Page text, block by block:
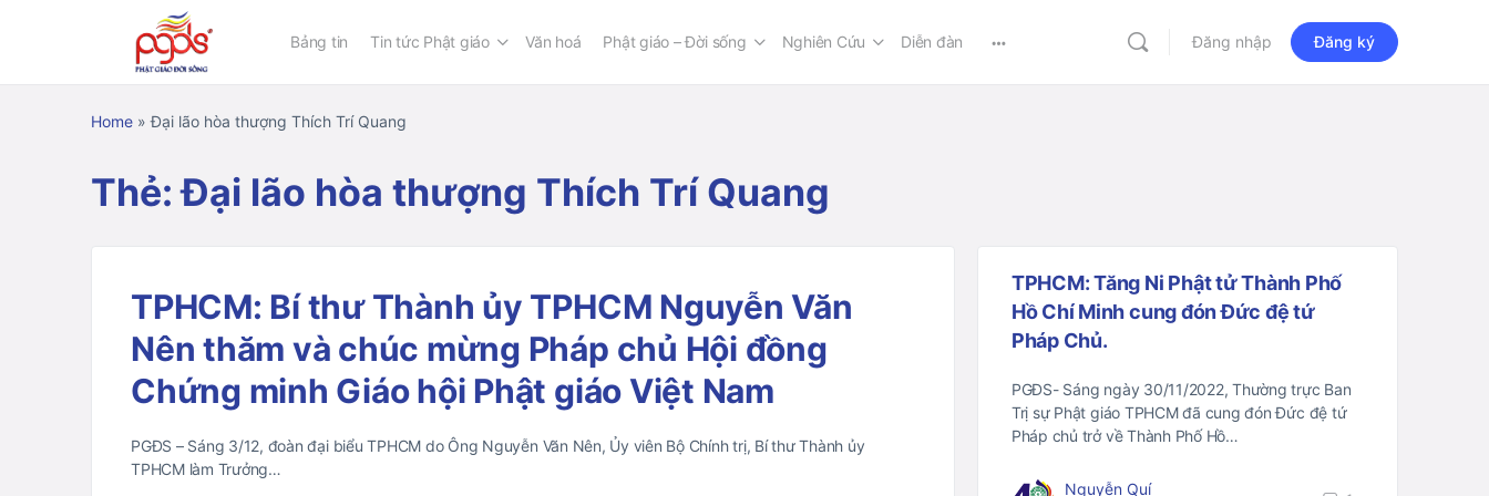
Bảng tin Tin tức Phật giáo Văn hoá Phật giáo – Đời sống Nghiên Cứu Diễn đàn Đăng nhập Đăng ký
Home »Đại lão hòa thượng Thích Trí Quang
Thẻ:Đại lão hòa thượng Thích Trí Quang
TPHCM: Bí thư Thành ủy TPHCM Nguyễn Văn
Nên thăm và chúc mừng Pháp chủ Hội đồng
Chứng minh Giáo hội Phật giáo Việt Nam
PGĐS – Sáng 3/12, đoàn đại biểu TPHCM do Ông Nguyễn Văn Nên, Ủy viên Bộ Chính trị, Bí thư Thành ủy
TPHCM làm Trưởng…
TPHCM: Tăng Ni Phật tử Thành Phố
Hồ Chí Minh cung đón Đức đệ tứ
Pháp Chủ.
PGĐS- Sáng ngày 30/11/2022, Thường trực Ban
Trị sự Phật giáo TPHCM đã cung đón Đức đệ tứ
Pháp chủ trở về Thành Phố Hồ…
Nguyễn Quí